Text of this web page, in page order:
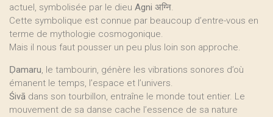
actuel, symbolisée par le dieu Agni अग्नि.
Cette symbolique est connue par beaucoup d’entre-vous en
terme de mythologie cosmogonique.
Mais il nous faut pousser un peu plus loin son approche.
Ḍamaru, le tambourin, génère les vibrations sonores d’où
émanent le temps, l’espace et l’univers.
Śivā dans son tourbillon, entraîne le monde tout entier. Le
mouvement de sa danse cache l’essence de sa nature